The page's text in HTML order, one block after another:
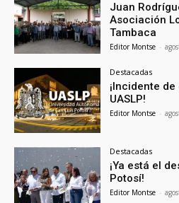
Juan
Asociación
Tambaca
Editor Montse -
Destacadas
¡Incidente
UASLP!
Editor Montse -
Destacadas
¡Ya está el
Potosí!
Editor Montse -